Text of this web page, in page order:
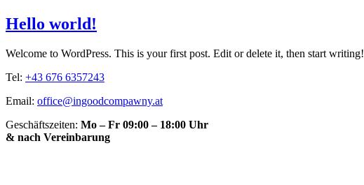
Hello world!
Welcome to WordPress. This is your first post. Edit or delete it, then start writing!
Tel: +43 676 6357243
Email: office@ingoodcompawny.at
Geschäftszeiten: Mo – Fr 09:00 – 18:00 Uhr
& nach Vereinbarung